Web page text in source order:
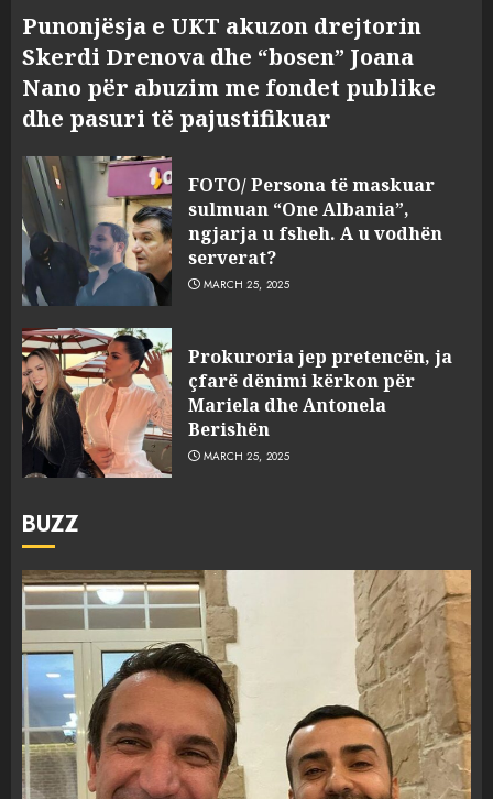
Punonjësja e UKT akuzon drejtorin
Skerdi Drenova dhe “bosen” Joana
Nano për abuzim me fondet publike
dhe pasuri të pajustifikuar
FOTO/ Persona të maskuar
sulmuan “One Albania”,
ngjarja u fsheh. A u vodhën
serverat?
MARCH 25, 2025
Prokuroria jep pretencën, ja
çfarë dënimi kërkon për
Mariela dhe Antonela
Berishën
MARCH 25, 2025
BUZZ